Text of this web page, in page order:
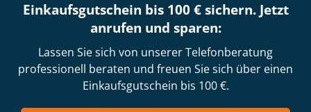
Einkaufsgutschein bis 100 € sichern. Jetzt
anrufen und sparen:
Lassen Sie sich von unserer Telefonberatung
professionell beraten und freuen Sie sich über einen
Einkaufsgutschein bis 100 €.